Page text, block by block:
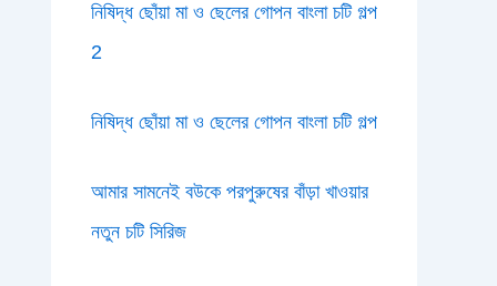
নিষিদ্ধ ছোঁয়া মা ও ছেলের গোপন বাংলা চটি গল্প
2
নিষিদ্ধ ছোঁয়া মা ও ছেলের গোপন বাংলা চটি গল্প
আমার সামনেই বউকে পরপুরুষের বাঁড়া খাওয়ার
নতুন চটি সিরিজ